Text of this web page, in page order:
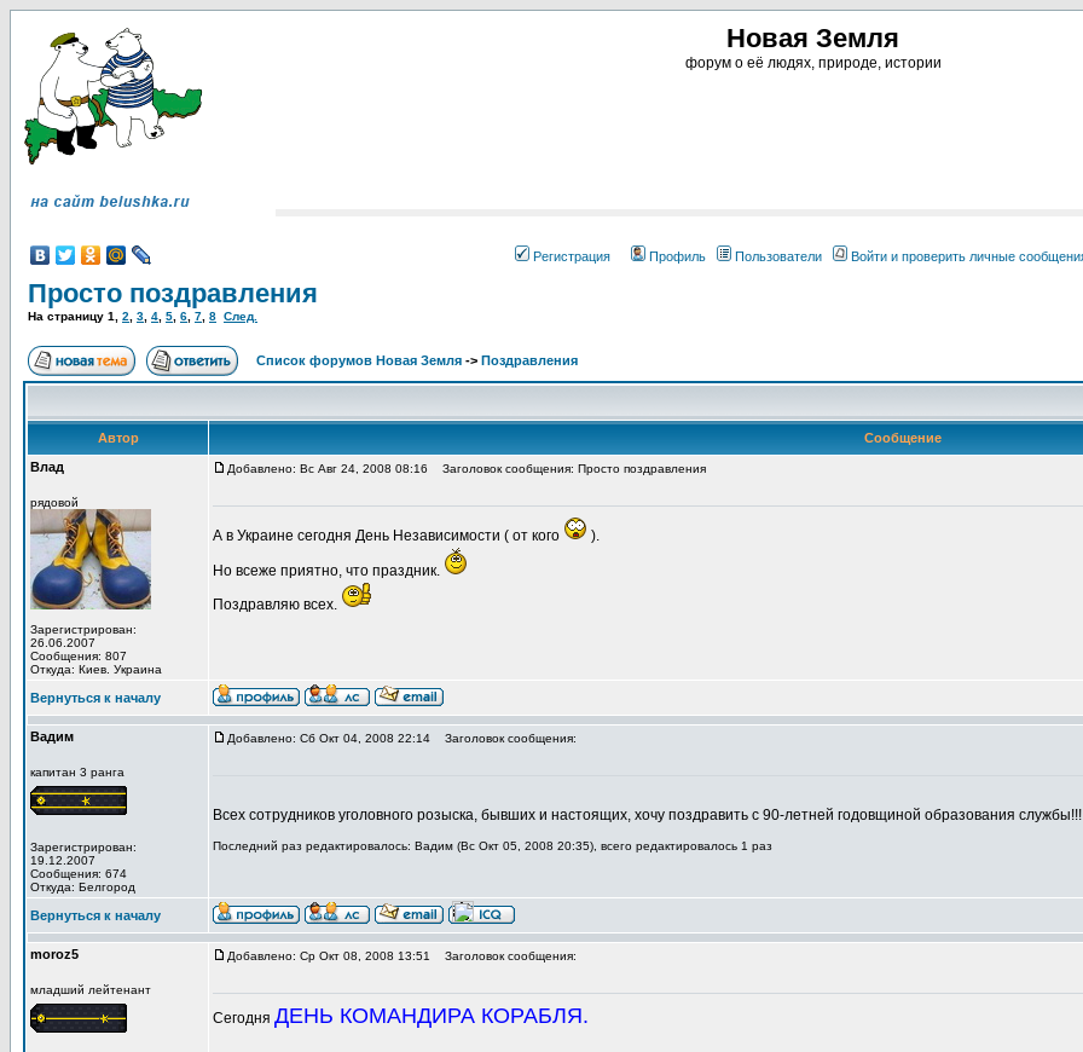
Новая Земля
форум о её людях, природе, истории
Регистрация Профиль Пользователи Войти и проверить личные
Просто поздравления
На страницу 1 2 3 4 5 6 7 8 След.
Список форумов Новая Земля -> Поздравления
Автор
Сообщение
Влад
рядовой
Зарегистрирован:
26.06.2007
Сообщения: 807
Откуда: Киев. Украина
Добавлено: Вс Авг 24, 2008 08:16 Заголовок сообщения: Просто поздравления
А в Украине сегодня День Независимости ( от кого ).
Но всеже приятно, что праздник.
Поздравляю всех.
Вернуться к началу
Вадим
капитан 3 ранга
Зарегистрирован:
19.12.2007
Сообщения: 674
Откуда: Белгород
Добавлено: Сб Окт 04, 2008 22:14 Заголовок сообщения:
Всех сотрудников уголовного розыска, бывших и настоящих, хочу поздравить с 90-летней годовщиной образования службы!!!
Последний раз редактировалось: Вадим (Вс Окт 05, 2008 20:35), всего редактировалось 1 раз
Вернуться к началу
moroz5
младший лейтенант
Добавлено: Ср Окт 08, 2008 13:51 Заголовок сообщения:
Сегодня ДЕНЬ КОМАНДИРА КОРАБЛЯ.